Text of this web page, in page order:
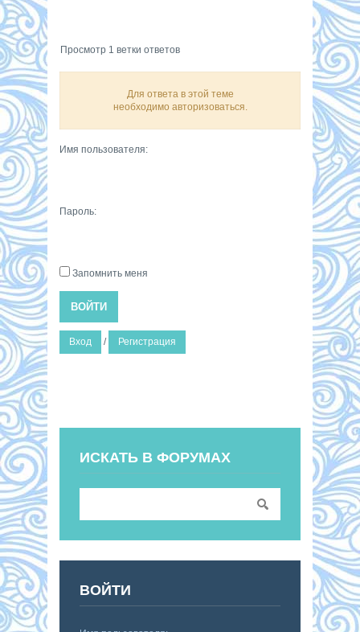
Просмотр 1 ветки ответов
Для ответа в этой теме
необходимо авторизоваться.
Имя пользователя:
Пароль:
Запомнить меня
ВОЙТИ
Вход / Регистрация
ИСКАТЬ В ФОРУМАХ
ВОЙТИ